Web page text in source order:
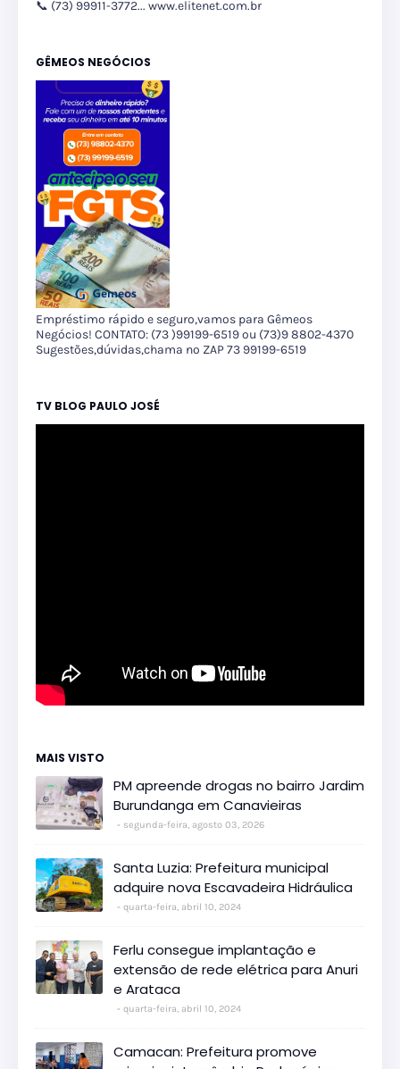
📞 (73) 99911-3772... www.elitenet.com.br
GÊMEOS NEGÓCIOS
Empréstimo rápido e seguro,vamos para Gêmeos
Negócios! CONTATO: (73 )99199-6519 ou (73)9 8802-4370
Sugestões,dúvidas,chama no ZAP 73 99199-6519
TV BLOG PAULO JOSÉ
MAIS VISTO
PM apreende drogas no bairro Jardim
Burundanga em Canavieiras
segunda-feira, agosto 03, 2026
Santa Luzia: Prefeitura municipal
adquire nova Escavadeira Hidráulica
quarta-feira, abril 10, 2024
Ferlu consegue implantação e
extensão de rede elétrica para Anuri
e Arataca
quarta-feira, abril 10, 2024
Camacan: Prefeitura promove